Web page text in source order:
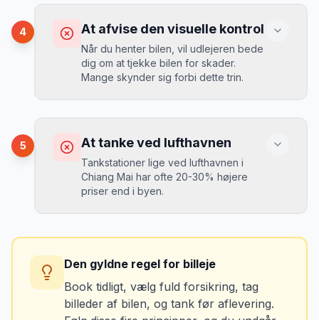
MJ
Mikkels erfaring September 2023
“ En lille bule i døren kostede mig 8.000
kr. i selvrisiko. Siden har jeg altid
Du betaler 20-30% mere for brændstof,
da udlejeren tager høje benzinpriser.
Løsning
4 At afvise den visuelle kontrol
Når du henter bilen, vil udlejeren bede
dig om at tjekke bilen for skader.
Mange skynder sig forbi dette trin.
Du kan blive opkrævet for skader, der
var der før du fik bilen.
Løsning
brændstofmåleren.
MJ
Mikkels erfaring Oktober 2024
5 At tanke ved lufthavnen
Tankstationer lige ved lufthavnen i
Chiang Mai har ofte 20-30% højere
priser end i byen.
sidste tankning.
Den gyldne regel for billeje
Book tidligt, vælg fuld forsikring, tag
billeder af bilen, og tank før aflevering.